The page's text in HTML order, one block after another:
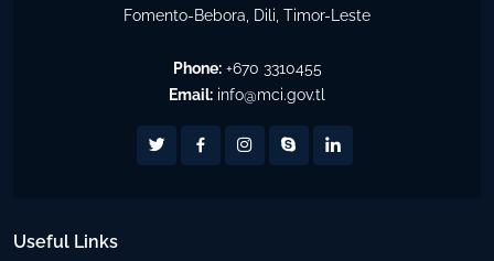
Fomento-Bebora, Dili, Timor-Leste
Phone:+670 3310455
Email: info@mci.gov.tl
Useful Links